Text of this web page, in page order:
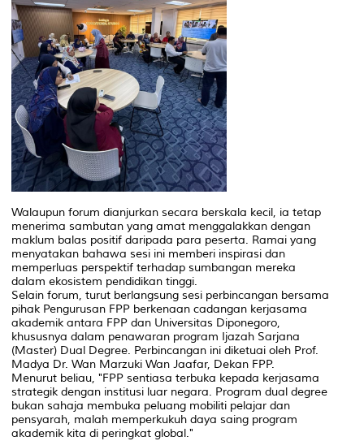
Walaupun forum dianjurkan secara berskala kecil, ia tetap
menerima sambutan yang amat menggalakkan dengan
maklum balas positif daripada para peserta. Ramai yang
menyatakan bahawa sesi ini memberi inspirasi dan
memperluas perspektif terhadap sumbangan mereka
dalam ekosistem pendidikan tinggi.
Selain forum, turut berlangsung sesi perbincangan bersama
pihak Pengurusan FPP berkenaan cadangan kerjasama
akademik antara FPP dan Universitas Diponegoro,
khususnya dalam penawaran program Ijazah Sarjana
(Master) Dual Degree. Perbincangan ini diketuai oleh Prof.
Madya Dr. Wan Marzuki Wan Jaafar, Dekan FPP.
Menurut beliau, "FPP sentiasa terbuka kepada kerjasama
strategik dengan institusi luar negara. Program dual degree
bukan sahaja membuka peluang mobiliti pelajar dan
pensyarah, malah memperkukuh daya saing program
akademik kita di peringkat global."